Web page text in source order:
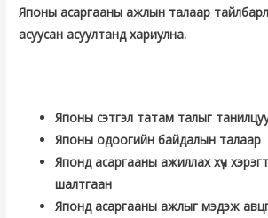
Японы асаргааны ажлын талаар
асуусан асуултанд хариулна.
Японы сэтгэл татам талыг
Японы одоогийн байдалын талаар
Японд асаргааны ажиллах хүч
шалтгаан
Японд асаргааны ажлыг мэдэж